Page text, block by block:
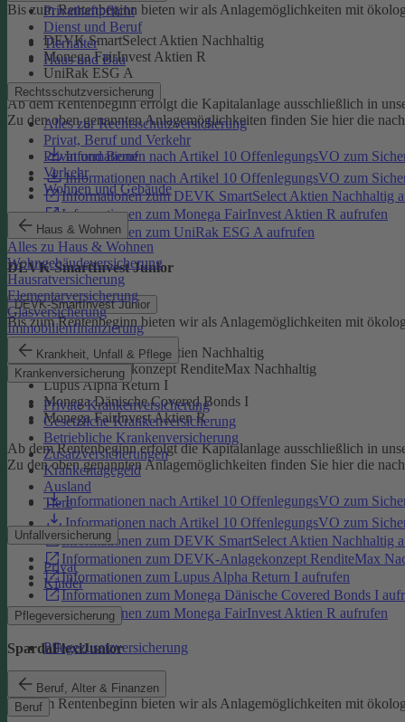
Privathaftpflicht
Dienst und Beruf
Tierhalter
Haus und Bau
Rechtsschutzversicherung
Alles zur Rechtsschutzversicherung
Privat, Beruf und Verkehr
Privat und Beruf
Verkehr
Wohnen und Gebäude
Haus & Wohnen
Alles zu Haus & Wohnen
Wohngebäudeversicherung
Hausratversicherung
Elementarversicherung
Glasversicherung
Immobilienfinanzierung
Krankheit, Unfall & Pflege
Krankenversicherung
Private Krankenversicherung
Gesetzliche Krankenversicherung
Betriebliche Krankenversicherung
Zusatzversicherungen
Krankentagegeld
Ausland
Tiere
Unfallversicherung
Privat
Kinder
Pflegeversicherung
Pflegezusatzversicherung
Beruf, Alter & Finanzen
Beruf
Bis zum Rentenbeginn bieten wir als Anlagemöglichkeiten mit
DEVK SmartSelect Aktien Nachhaltig
Monega FairInvest Aktien R
UniRak ESG A
Ab dem Rentenbeginn erfolgt die Kapitalanlage ausschließlich in
Zu den oben genannten Anlagemöglichkeiten finden Sie hier die
Informationen nach Artikel 10 OffenlegungsVO zum
Informationen nach Artikel 10 OffenlegungsVO zum
Informationen zum DEVK SmartSelect Aktien Nachhaltig
Informationen zum Monega FairInvest Aktien R aufrufen
Informationen zum UniRak ESG A aufrufen
DEVK-SmartInvest Junior
DEVK-SmartInvest Junior
Bis zum Rentenbeginn bieten wir als Anlagemöglichkeiten mit
DEVK SmartSelect Aktien Nachhaltig
DEVK-Anlagekonzept RenditeMax Nachhaltig
Lupus Alpha Return I
Monega Dänische Covered Bonds I
Monega FairInvest Aktien R
Ab dem Rentenbeginn erfolgt die Kapitalanlage ausschließlich in
Zu den oben genannten Anlagemöglichkeiten finden Sie hier die
Informationen nach Artikel 10 OffenlegungsVO zum
Informationen nach Artikel 10 OffenlegungsVO zum
Informationen zum DEVK SmartSelect Aktien Nachhaltig
Informationen zum DEVK-Anlagekonzept RenditeMax
Informationen zum Lupus Alpha Return I aufrufen
Informationen zum Monega Dänische Covered Bonds I
Informationen zum Monega FairInvest Aktien R aufrufen
SpardaFlexiJunior
SpardaFlexiJunior
Bis zum Rentenbeginn bieten wir als Anlagemöglichkeiten mit